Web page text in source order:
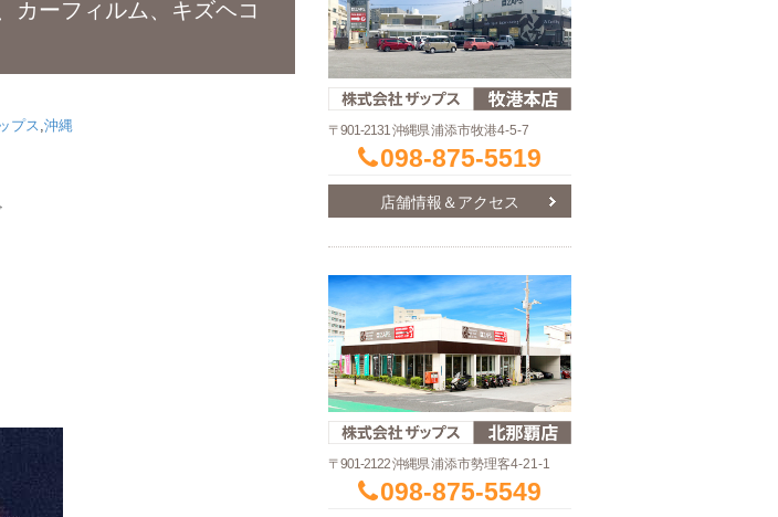
ーフィルム、キズヘコ
プス,沖縄 〒901-2131 沖縄県浦添市牧港4-5-7
098-875-5519
店舗情報＆アクセス
〒901-2122 沖縄県浦添市勢理客4-21-1
098-875-5549